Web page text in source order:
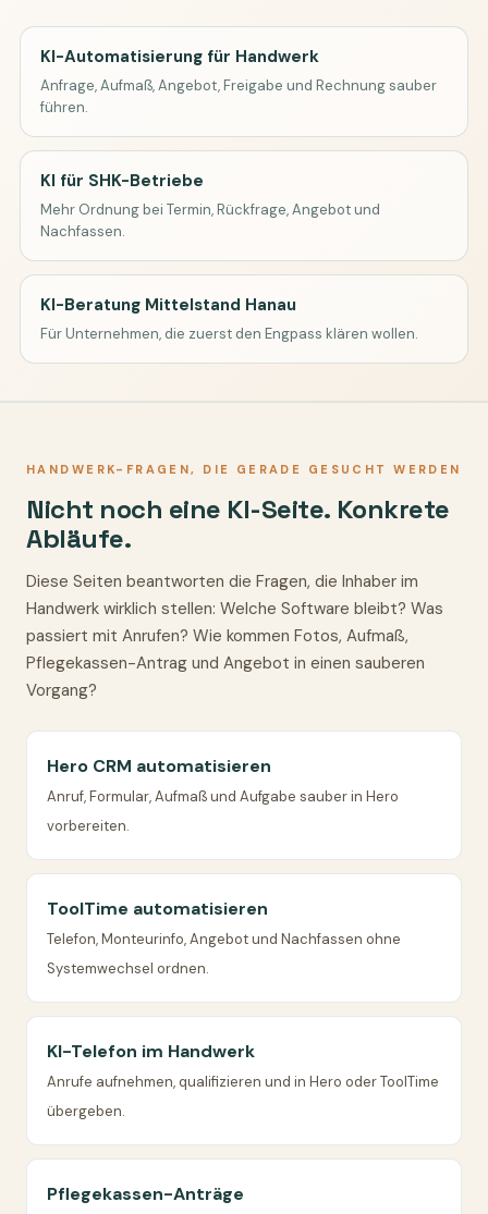
KI-Automatisierung für Handwerk
Anfrage, Aufmaß, Angebot, Freigabe und Rechnung sauber
führen.
KI für SHK-Betriebe
Mehr Ordnung bei Termin, Rückfrage, Angebot und
Nachfassen.
KI-Beratung Mittelstand Hanau
Für Unternehmen, die zuerst den Engpass klären wollen.
HANDWERK-FRAGEN, DIE GERADE GESUCHT WERDEN
Nicht noch eine KI-Seite. Konkrete
Abläufe.
Diese Seiten beantworten die Fragen, die Inhaber im
Handwerk wirklich stellen: Welche Software bleibt? Was
passiert mit Anrufen? Wie kommen Fotos, Aufmaß,
Pflegekassen-Antrag und Angebot in einen sauberen
Vorgang?
Hero CRM automatisieren
Anruf, Formular, Aufmaß und Aufgabe sauber in Hero
vorbereiten.
ToolTime automatisieren
Telefon, Monteurinfo, Angebot und Nachfassen ohne
Systemwechsel ordnen.
KI-Telefon im Handwerk
Anrufe aufnehmen, qualifizieren und in Hero oder ToolTime
übergeben.
Pflegekassen-Anträge